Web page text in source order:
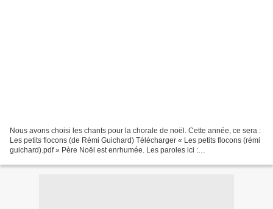
Nous avons choisi les chants pour la chorale de noël. Cette année, ce sera :
Les petits flocons (de Rémi Guichard) Télécharger « Les petits flocons (rémi
guichard).pdf » Père Noël est enrhumée. Les paroles ici :